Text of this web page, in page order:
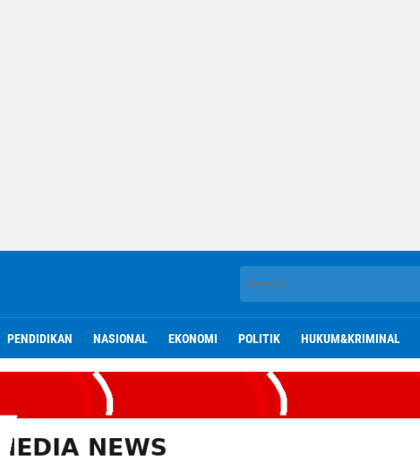
PENDIDIKAN NASIONAL EKONOMI POLITIK HUKUM&KRIMINAL